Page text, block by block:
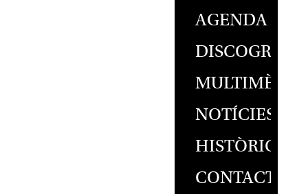
AGENDA
MULTIMÈDIA
NOTÍCIES
HISTÒRIC
CONTACTE